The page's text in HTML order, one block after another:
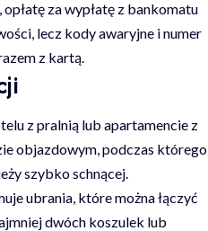
za wypłatę z bankomatu
lecz kody awaryjne i numer
z kartą.
z pralnią lub apartamencie z
objazdowym, podczas którego
szybko schnącej.
ubrania, które można łączyć
dwóch koszulek lub